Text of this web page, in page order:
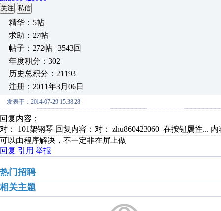
关注 私信
精华：5帖
求助：27帖
帖子：272帖 | 3543回
年度积分：302
历史总积分：21193
注册：2011年3月06日
发表于：2014-07-29 15:38:28
回复内容：
对： 101架钢琴 回复内容：对： zhu860423060 在按钮属性... 内
可以由程序解决，不一定非在屏上做
回复 引用 举报
热门招聘
相关主题